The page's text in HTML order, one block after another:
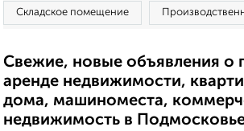
Складское помещение
Свежие, новые объявления о
аренде недвижимости,
дома, машиноместа,
недвижимость в